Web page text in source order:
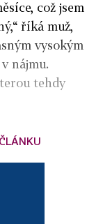
což jsem
říká muž,
vysokým
nájmu.
tehdy